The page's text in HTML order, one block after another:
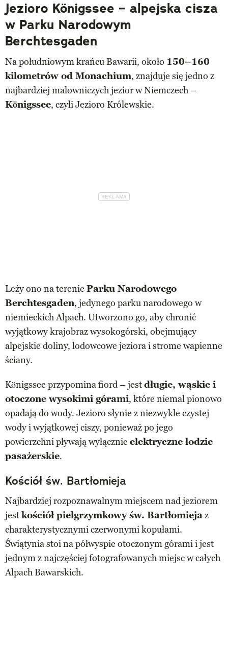
Jezioro Königssee – alpejska cisza
w Parku Narodowym
Berchtesgaden
Na południowym krańcu Bawarii, około 150–160
kilometrów od Monachium, znajduje się jedno z
najbardziej malowniczych jezior w Niemczech –
Königssee, czyli Jezioro Królewskie.
Leży ono na terenie Parku Narodowego
Berchtesgaden, jedynego parku narodowego w
niemieckich Alpach. Utworzono go, aby chronić
wyjątkowy krajobraz wysokogórski, obejmujący
alpejskie doliny, lodowcowe jeziora i strome wapienne
ściany.
Königssee przypomina fiord – jestdługie, wąskie i
otoczone wysokimi górami, które niemal pionowo
opadają do wody. Jezioro słynie z niezwykle czystej
wody i wyjątkowej ciszy, ponieważ po jego
powierzchni pływają wyłącznie elektryczne łodzie
pasażerskie.
Kościół św. Bartłomieja
Najbardziej rozpoznawalnym miejscem nad jeziorem
jestkościół pielgrzymkowy św. Bartłomiejaz
charakterystycznymi czerwonymi kopułami.
Świątynia stoi na półwyspie otoczonym górami i jest
jednym z najczęściej fotografowanych miejsc w całych
Alpach Bawarskich.